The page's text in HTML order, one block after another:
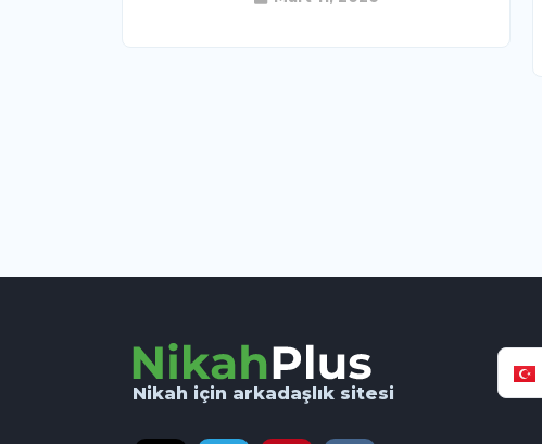
Nikah için arkadaşlık sitesi